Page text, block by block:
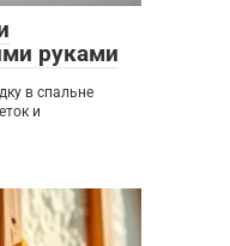
руками
в спальне
и